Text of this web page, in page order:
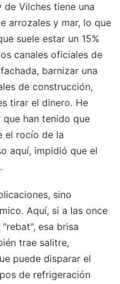
Vilches tiene una
arrozales y mar, lo que
suele estar un 15%
canales oficiales de
barnizar una
de construcción,
tirar el dinero. He
han tenido que
el rocío de la
aquí, impidió que el
sino
Aquí, si a las once
esa brisa
trae salitre,
puede disparar el
de refrigeración